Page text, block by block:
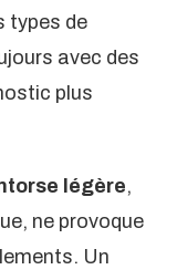
types de
avec des
plus
légère,
ne provoque
Un